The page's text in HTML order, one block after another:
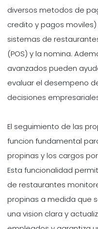
diversos metodos de
credito y pagos
sistemas de
(POS) y la nomina.
avanzados pueden
evaluar el desempeno
decisiones
El seguimiento de las
funcion fundamental
propinas y los cargos
Esta funcionalidad
de restaurantes
propinas a medida que
una vision clara y